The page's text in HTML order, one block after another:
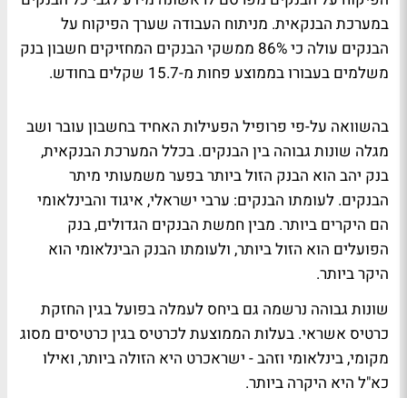
במערכת הבנקאית. מניתוח העבודה שערך הפיקוח על
הבנקים עולה כי 86% ממשקי הבנקים המחזיקים חשבון בנק
משלמים בעבורו בממוצע פחות מ-15.7 שקלים בחודש.
בהשוואה על-פי פרופיל הפעילות האחיד בחשבון עובר ושב
מגלה שונות גבוהה בין הבנקים. בכלל המערכת הבנקאית,
בנק יהב הוא הבנק הזול ביותר בפער משמעותי מיתר
הבנקים. לעומתו הבנקים: ערבי ישראלי, איגוד והבינלאומי
הם היקרים ביותר. מבין חמשת הבנקים הגדולים, בנק
הפועלים הוא הזול ביותר, ולעומתו הבנק הבינלאומי הוא
היקר ביותר.
שונות גבוהה נרשמה גם ביחס לעמלה בפועל בגין החזקת
כרטיס אשראי. בעלות הממוצעת לכרטיס בגין כרטיסים מסוג
מקומי, בינלאומי וזהב - ישראכרט היא הזולה ביותר, ואילו
כא"ל היא היקרה ביותר.